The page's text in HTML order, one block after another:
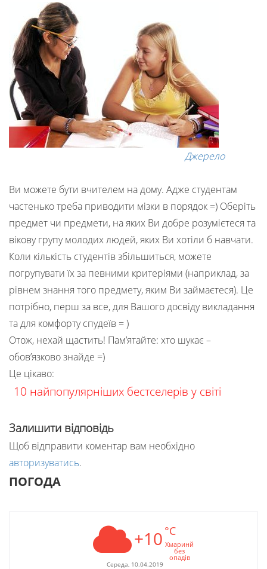
Джерело
Ви можете бути вчителем на дому. Адже студентам
частенько треба приводити мізки в порядок =) Оберіть
предмет чи предмети, на яких Ви добре розумієтеся та
вікову групу молодих людей, яких Ви хотіли б навчати.
Коли кількість студентів збільшиться, можете
погрупувати їх за певними критеріями (наприклад, за
рівнем знання того предмету, яким Ви займаєтеся). Це
потрібно, перш за все, для Вашого досвіду викладання
та для комфорту спудеїв = )
Отож, нехай щастить! Пам’ятайте: хто шукає –
обов’язково знайде =)
Це цікаво:
10 найпопулярніших бестселерів у світі
Залишити відповідь
Щоб відправити коментар вам необхідно
авторизуватись.
ПОГОДА
+10 °C
Хмаринй
без
опадів
Середа, 10.04.2019